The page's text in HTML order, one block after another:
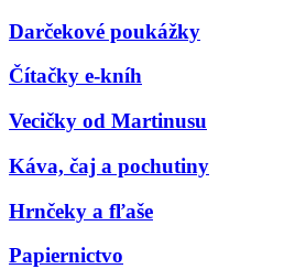
Darčekové poukážky
Čítačky e-kníh
Vecičky od Martinusu
Káva, čaj a pochutiny
Hrnčeky a fľaše
Papiernictvo